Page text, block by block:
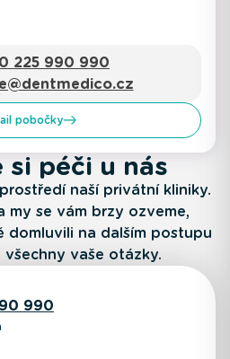
225 990 990
pobočky
si péči u nás
naší privátní kliniky.
my se vám brzy ozveme,
domluvili na dalším postupu
vaše otázky.
990